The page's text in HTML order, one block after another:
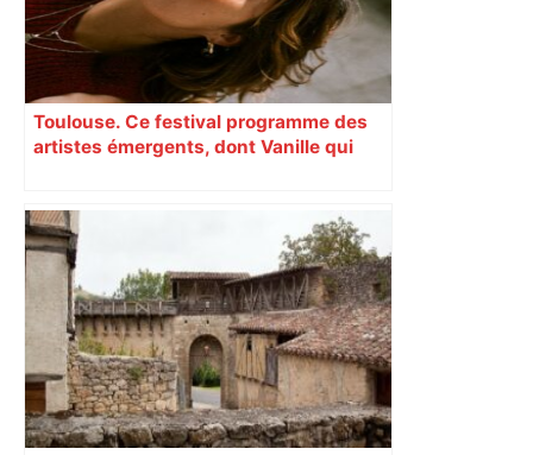
Toulouse. Ce festival programme des
artistes émergents, dont Vanille qui